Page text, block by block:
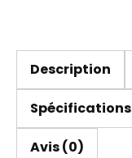
Description
Spécifications
Avis (0)